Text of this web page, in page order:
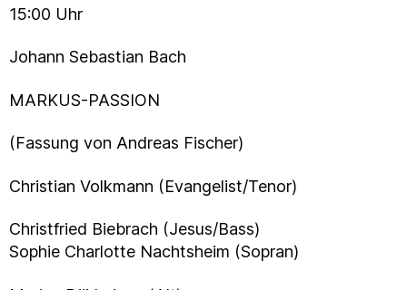
15:00 Uhr
Johann Sebastian Bach
MARKUS-PASSION
(Fassung von Andreas Fischer)
Christian Volkmann (Evangelist/Tenor)
Christfried Biebrach (Jesus/Bass)
Sophie Charlotte Nachtsheim (Sopran)